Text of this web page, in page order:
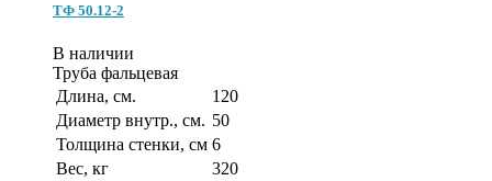
ТФ 50.12-2
В наличии
Труба фальцевая
Длина, см.
120
Диаметр внутр., см. 50
Толщина стенки, см 6
Вес, кг
320